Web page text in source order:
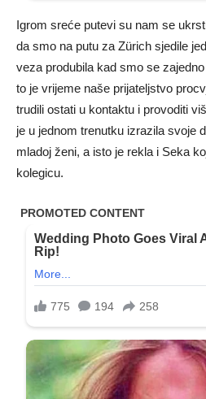
Igrom sreće putevi su nam se
da smo na putu za Zürich sjedile
veza produbila kad smo se
to je vrijeme naše prijateljstvo
trudili ostati u kontaktu i provoditi
je u jednom trenutku izrazila svoje
mladoj ženi, a isto je rekla i Seka
kolegicu.